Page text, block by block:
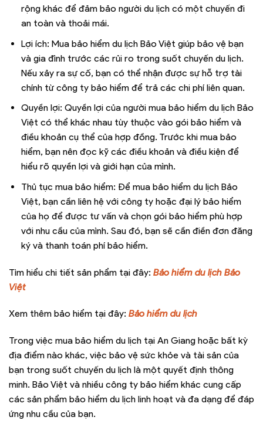
rộng khác để đảm bảo người du lịch có một chuyến đi
an toàn và thoải mái.
Lợi ích: Mua bảo hiểm du lịch Bảo Việt giúp bảo vệ bạn
và gia đình trước các rủi ro trong suốt chuyến du lịch.
Nếu xảy ra sự cố, bạn có thể nhận được sự hỗ trợ tài
chính từ công ty bảo hiểm để trả các chi phí liên quan.
Quyền lợi: Quyền lợi của người mua bảo hiểm du lịch Bảo
Việt có thể khác nhau tùy thuộc vào gói bảo hiểm và
điều khoản cụ thể của hợp đồng. Trước khi mua bảo
hiểm, bạn nên đọc kỹ các điều khoản và điều kiện để
hiểu rõ quyền lợi và giới hạn của mình.
Thủ tục mua bảo hiểm: Để mua bảo hiểm du lịch Bảo
Việt, bạn cần liên hệ với công ty hoặc đại lý bảo hiểm
của họ để được tư vấn và chọn gói bảo hiểm phù hợp
với nhu cầu của mình. Sau đó, bạn sẽ cần điền đơn đăng
ký và thanh toán phí bảo hiểm.
Tìm hiểu chi tiết sản phẩm tại đây: Bảo hiểm du lịch Bảo
Việt
Xem thêm bảo hiểm tại đây: Bảo hiểm du lịch
Trong việc mua bảo hiểm du lịch tại An Giang hoặc bất kỳ
địa điểm nào khác, việc bảo vệ sức khỏe và tài sản của
bạn trong suốt chuyến du lịch là một quyết định thông
minh. Bảo Việt và nhiều công ty bảo hiểm khác cung cấp
các sản phẩm bảo hiểm du lịch linh hoạt và đa dạng để đáp
ứng nhu cầu của bạn.